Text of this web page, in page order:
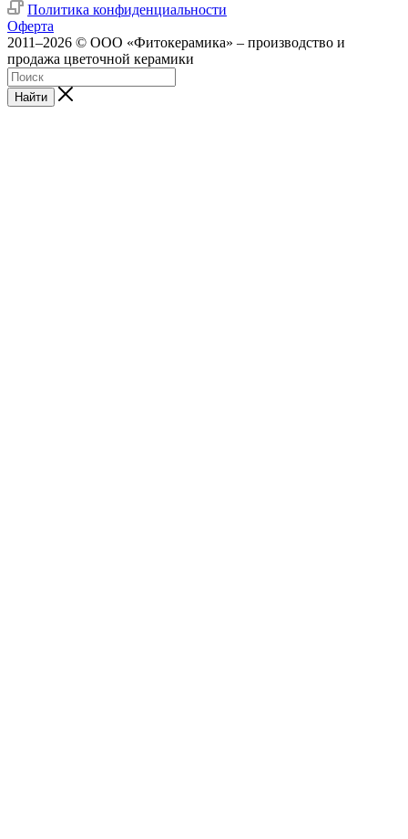
Политика конфиденциальности
Оферта
2011–2026 © ООО «Фитокерамика» – производство и
продажа цветочной керамики
Найти